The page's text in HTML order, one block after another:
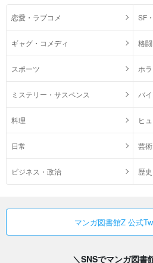
恋愛・ラブコメ SF
ギャグ・コメディ 格
スポーツ ホ
ミステリー・サスペンス バ
料理 ヒ
日常 芸
ビジネス・政治 歴
マンガ図書館Z 公式
＼SNSでマンガ図書